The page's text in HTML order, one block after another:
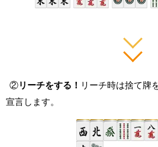
②リーチをする！ リーチ時は捨て牌
宣言します。